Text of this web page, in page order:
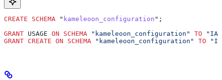
CREATE SCHEMA " kameleoon_configuration ";
GRANT USAGE ON SCHEMA "kameleoon_configuration" TO
GRANT CREATE ON SCHEMA "kameleoon_configuration" TO